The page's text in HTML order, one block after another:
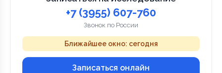
+7 (3955) 607-760
Звонок по России
Ближайшее окно: сегодня
Записаться онлайн